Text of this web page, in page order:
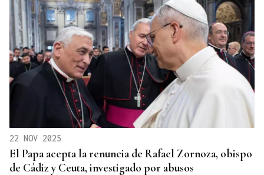
22 NOV 2025
El Papa acepta la renuncia de Rafael Zornoza, obispo
de Cádiz y Ceuta, investigado por abusos